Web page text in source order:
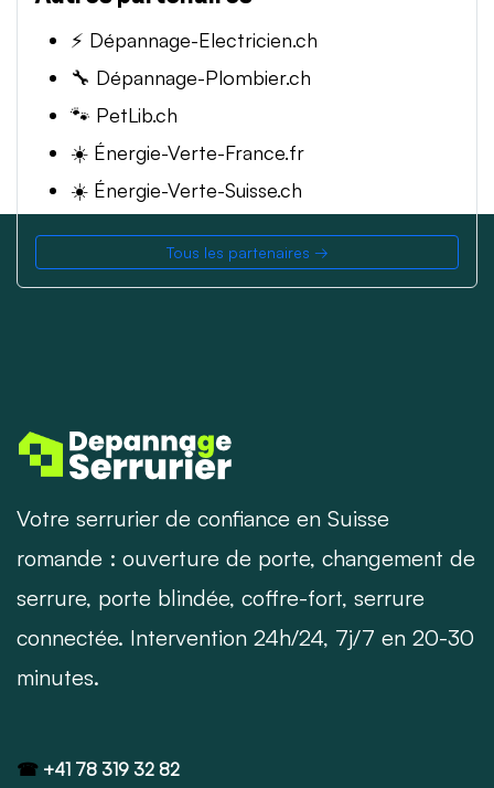
⚡ Dépannage-Electricien.ch
🔧 Dépannage-Plombier.ch
🐾 PetLib.ch
☀️ Énergie-Verte-France.fr
☀️ Énergie-Verte-Suisse.ch
Tous les partenaires →
Votre serrurier de confiance en Suisse
romande : ouverture de porte, changement de
serrure, porte blindée, coffre-fort, serrure
connectée. Intervention 24h/24, 7j/7 en 20-30
minutes.
☎ +41 78 319 32 82